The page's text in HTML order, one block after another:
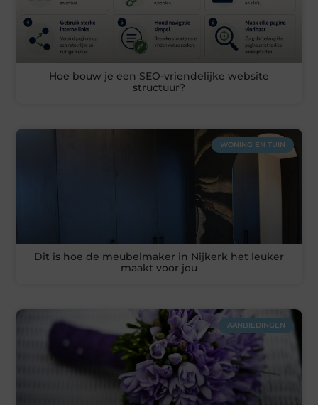
Hoe bouw je een SEO-vriendelijke website
structuur?
WONING EN TUIN
Dit is hoe de meubelmaker in Nijkerk het leuker
maakt voor jou
AANBIEDINGEN